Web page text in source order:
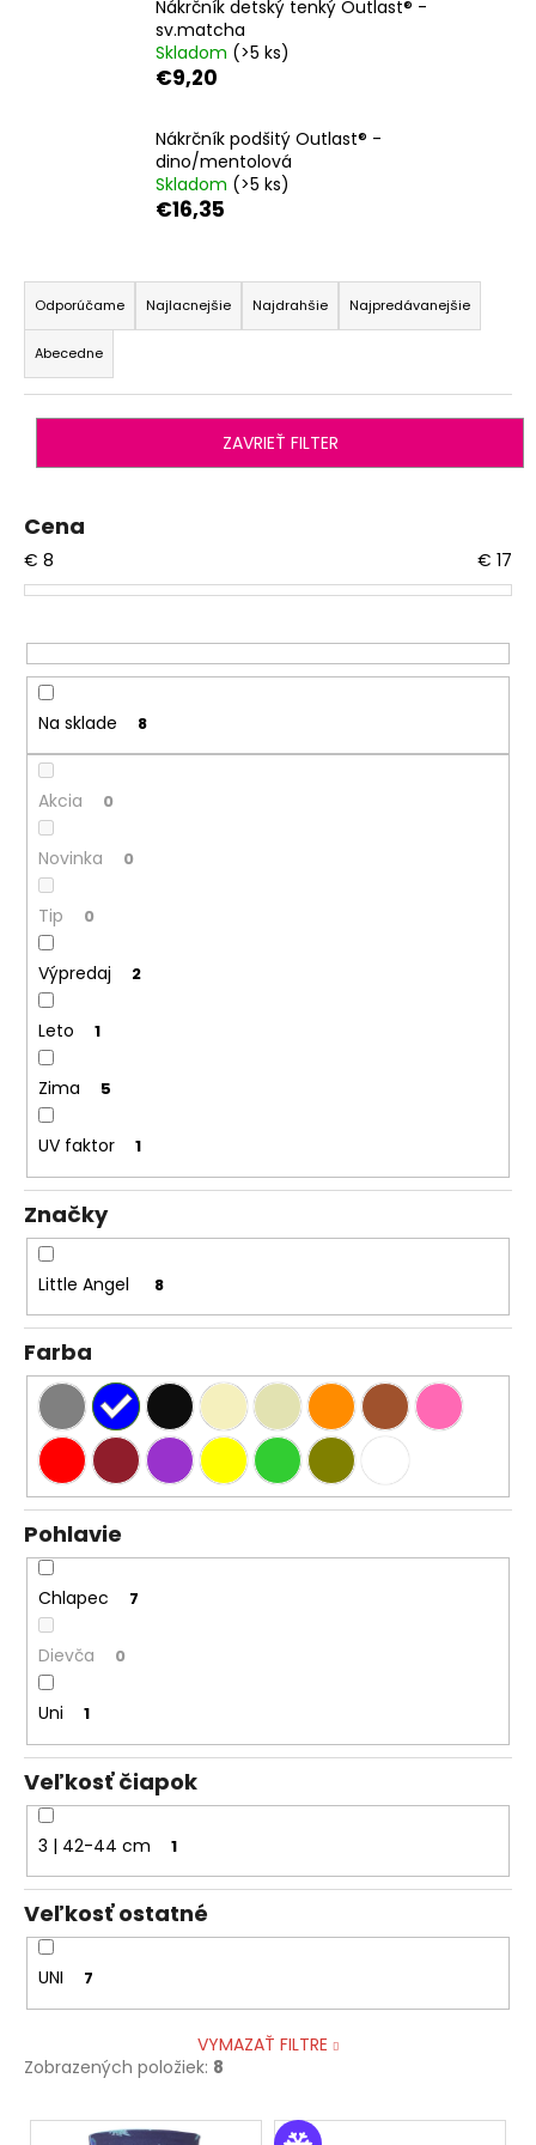
Nákrčník detský tenký Outlast® -
sv.matcha
Skladom (>5 ks)
€9,20
Nákrčník podšitý Outlast® -
dino/mentolová
Skladom (>5 ks)
€16,35
R
a
d
e
n
e
r
o
d
k
t
o
v
Odporúčame Najlacnejšie Najdrahšie Najpredávanejšie
Abecedne
ZAVRIEŤ FILTER
Cena
€ 8 € 17
Na sklade 8
Akcia 0
Novinka 0
Tip 0
Výpredaj 2
Leto 1
Zima 5
UV faktor 1
Značky
Little Angel 8
Farba
Pohlavie
Chlapec 7
Dievča 0
Uni 1
Veľkosť čiapok
3 | 42-44 cm 1
Veľkosť ostatné
UNI 7
VYMAZAŤ FILTRE
Zobrazených položiek: 8
V
HĽADAŤ
O
o
ú
č
a
m
RUKAVICE
PODŠITÉ
KOJENECKÉ
BIO
OUTLAST®
BIELA-
ČIERNA
MAČKA/BIELA
€4,26
Pôvodne:
€7,10